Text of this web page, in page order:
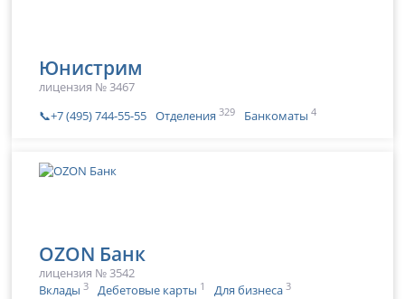
Юнистрим
лицензия № 3467
📞+7 (495) 744-55-55 Отделения 329 Банкоматы 4
OZON Банк
лицензия № 3542
Вклады 3 Дебетовые карты 1 Для бизнеса 3